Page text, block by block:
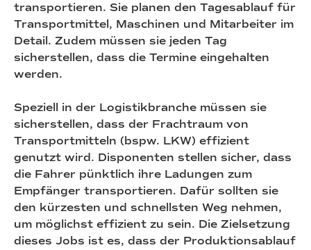
transportieren. Sie planen den Tagesablauf für
Transportmittel, Maschinen und Mitarbeiter im
Detail. Zudem müssen sie jeden Tag
sicherstellen, dass die Termine eingehalten
werden.
Speziell in der Logistikbranche müssen sie
sicherstellen, dass der Frachtraum von
Transportmitteln (bspw. LKW) effizient
genutzt wird. Disponenten stellen sicher, dass
die Fahrer pünktlich ihre Ladungen zum
Empfänger transportieren. Dafür sollten sie
den kürzesten und schnellsten Weg nehmen,
um möglichst effizient zu sein. Die Zielsetzung
dieses Jobs ist es, dass der Produktionsablauf